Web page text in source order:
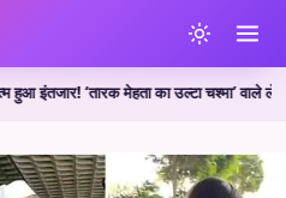
‘तारक मेहता का उल्टा चश्मा’ वाले लेकर आए